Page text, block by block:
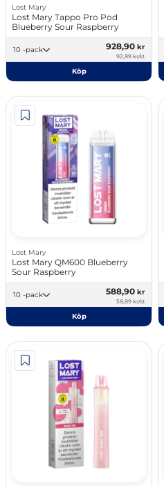
Lost Mary
Lost Mary Tappo Pro Pod
Blueberry Sour Raspberry
10 -pack 928,90 kr
92,89 kr/st
Köp
Lost Mary
Lost Mary QM600 Blueberry
Sour Raspberry
10 -pack 588,90 kr
58,89 kr/st
Köp